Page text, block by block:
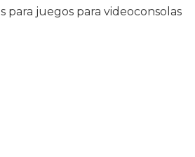
juegos para videoconsolas